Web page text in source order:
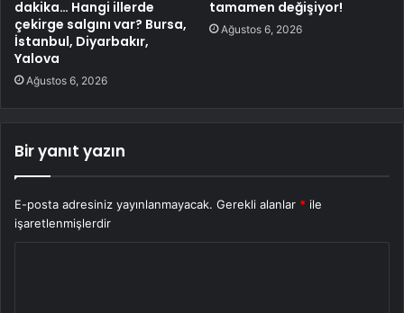
dakika… Hangi illerde
çekirge salgını var? Bursa,
İstanbul, Diyarbakır,
Yalova
Ağustos 6, 2026
tamamen değişiyor!
Ağustos 6, 2026
Bir yanıt yazın
E-posta adresiniz yayınlanmayacak. Gerekli alanlar * ile
işaretlenmişlerdir